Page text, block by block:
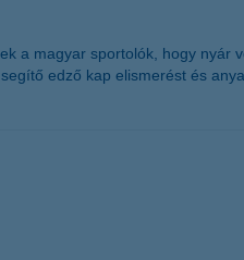
a magyar sportolók, hogy nyár
edző kap elismerést és